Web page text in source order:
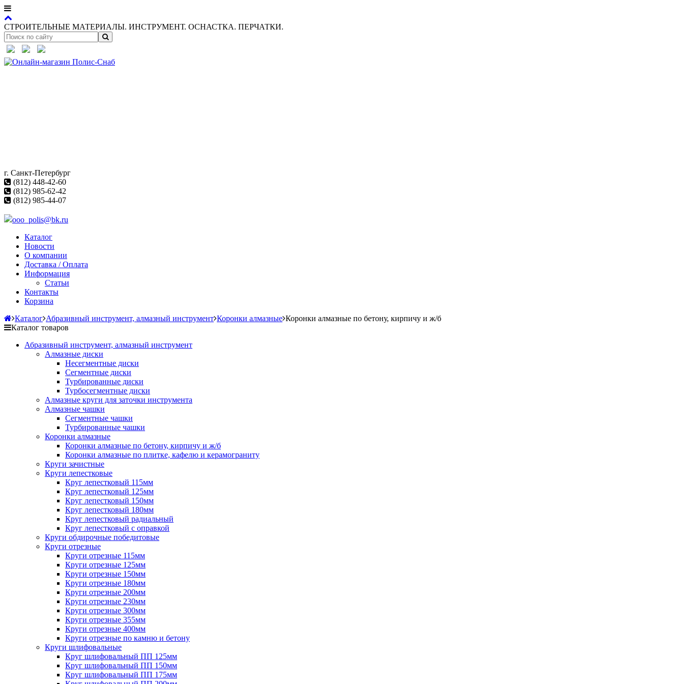
СТРОИТЕЛЬНЫЕ МАТЕРИАЛЫ. ИНСТРУМЕНТ. ОСНАСТКА. ПЕРЧАТКИ.
г. Санкт-Петербург
(812) 448-42-60
(812) 985-62-42
(812) 985-44-07
ooo_polis@bk.ru
Каталог
Новости
О компании
Доставка / Оплата
Информация
Статьи
Контакты
Корзина
Каталог Абразивный инструмент, алмазный инструмент Коронки алмазные Коронки алмазные по бетону, кирпичу и ж/б
Каталог товаров
Абразивный инструмент, алмазный инструмент
Алмазные диски
Несегментные диски
Сегментные диски
Турбированные диски
Турбосегментные диски
Алмазные круги для заточки инструмента
Алмазные чашки
Сегментные чашки
Турбированные чашки
Коронки алмазные
Коронки алмазные по бетону, кирпичу и ж/б
Коронки алмазные по плитке, кафелю и керамограниту
Круги зачистные
Круги лепестковые
Круг лепестковый 115мм
Круг лепестковый 125мм
Круг лепестковый 150мм
Круг лепестковый 180мм
Круг лепестковый радиальный
Круг лепестковый с оправкой
Круги обдирочные победитовые
Круги отрезные
Круги отрезные 115мм
Круги отрезные 125мм
Круги отрезные 150мм
Круги отрезные 180мм
Круги отрезные 200мм
Круги отрезные 230мм
Круги отрезные 300мм
Круги отрезные 355мм
Круги отрезные 400мм
Круги отрезные по камню и бетону
Круги шлифовальные
Круг шлифовальный ПП 125мм
Круг шлифовальный ПП 150мм
Круг шлифовальный ПП 175мм